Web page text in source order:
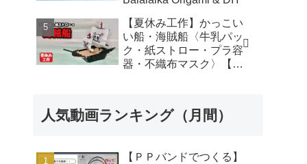
【夏休み工作】かっこい
い船・海賊船〈牛乳パッ
ク・紙ストロー・プラ容
器・不織布マスク〉【自
人気動画ランキング（月間）
【ＰＰバンドでつくる】